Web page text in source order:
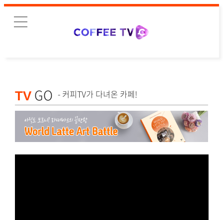
TVGO - 커피TV가 다녀온 카페!